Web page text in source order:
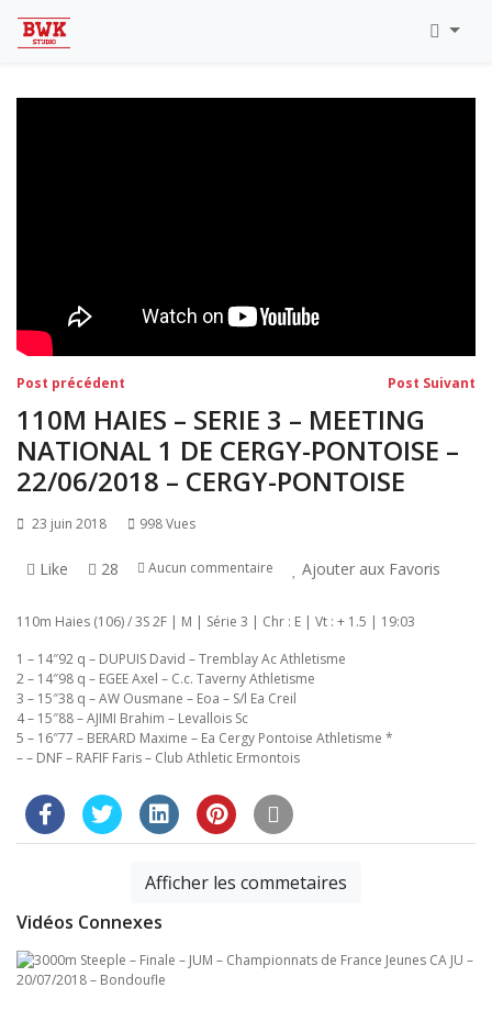
Eaubonne 2019
Navigation
de
l’article
Post précédent Post Suivant
110M HAIES – SERIE 3 – MEETING
NATIONAL 1 DE CERGY-PONTOISE –
22/06/2018 – CERGY-PONTOISE
23 juin 2018 998 Vues
Like 28 Aucun commentaire Ajouter aux Favoris
110m Haies (106) / 3S 2F | M | Série 3 | Chr : E | Vt : + 1.5 | 19:03
1 – 14″92 q – DUPUIS David – Tremblay Ac Athletisme
2 – 14″98 q – EGEE Axel – C.c. Taverny Athletisme
3 – 15″38 q – AW Ousmane – Eoa – S/l Ea Creil
4 – 15″88 – AJIMI Brahim – Levallois Sc
5 – 16″77 – BERARD Maxime – Ea Cergy Pontoise Athletisme *
– – DNF – RAFIF Faris – Club Athletic Ermontois
Afficher les commetaires
Vidéos Connexes